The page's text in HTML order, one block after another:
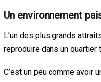
Un environnement
L’un des plus grands
reproduire dans un quartier
C’est un peu comme avoir